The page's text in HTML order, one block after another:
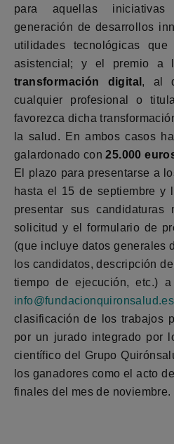
para aquellas
generación de desarrollos
utilidades tecnológicas
asistencial; y el premio a
transformación digital , al
cualquier profesional o
favorezca dicha
la salud. En ambos casos
galardonado con25.000
El plazo para presentarse a
hasta el 15 de septiembre y
presentar sus candidaturas
solicitud y el formulario de
(que incluye datos generales
los candidatos, descripción
tiempo de ejecución, etc.)
info@fundacionquironsalud.es
clasificación de los trabajos
por un jurado integrado por
científico del Grupo
los ganadores como el acto
finales del mes de noviembre.